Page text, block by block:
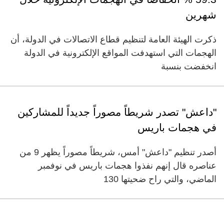
شهرين
ذكرت الهيئة العامة لتنظيم قطاع الاتصالات في الدولة، أن
الهجمات التي استهدفت المواقع الإلكترونية في الدولة
انخفضت بنسبة
"داعش" تصدر شريطاً مصوراً جديداً للمشاركين
في هجمات باريس
أصدر تنظيم "داعش" أمس، شريطاً مصوراً يظهر 9 من
عناصره قال إنهم نفذوا هجمات باريس في نوفمبر
الماضي، والتي راح ضحيتها 130